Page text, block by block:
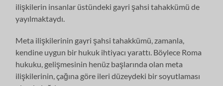
ilişkilerin insanlar üstündeki gayri şahsi tahakkümü de
yayılmaktaydı.
Meta ilişkilerinin gayri şahsi tahakkümü, zamanla,
kendine uygun bir hukuk ihtiyacı yarattı. Böylece Roma
hukuku, gelişmesinin henüz başlarında olan meta
ilişkilerinin, çağına göre ileri düzeydeki bir soyutlaması